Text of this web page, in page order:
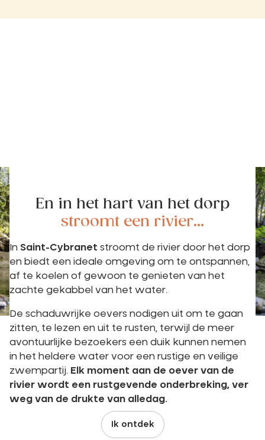
En in het hart van het dorp
stroomt een rivier...
In Saint-Cybranet stroomt de rivier door het dorp
en biedt een ideale omgeving om te ontspannen,
af te koelen of gewoon te genieten van het
zachte gekabbel van het water.
De schaduwrijke oevers nodigen uit om te gaan
zitten, te lezen en uit te rusten, terwijl de meer
avontuurlijke bezoekers een duik kunnen nemen
in het heldere water voor een rustige en veilige
zwempartij. Elk moment aan de oever van de
rivier wordt een rustgevende onderbreking, ver
weg van de drukte van alledag.
Ik ontdek